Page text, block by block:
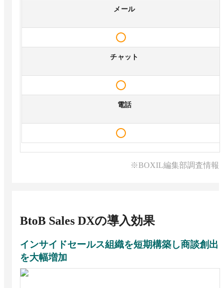
メール
チャット
電話
※BOXIL編集部調査情報
BtoB Sales DXの導入効果
インサイドセールス組織を短期構築し商談創出
を大幅増加